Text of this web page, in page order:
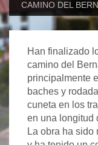
CAMINO DEL
Han finalizado
camino del
principalmente
baches y
cuneta en los
en una longitud
La obra ha